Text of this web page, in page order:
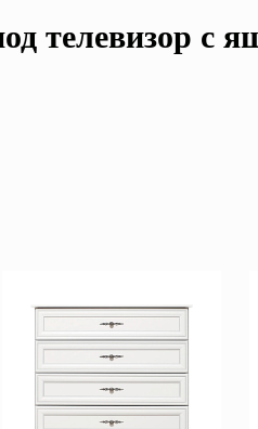
Комплекты прихожих
Письменные столы
телевизор с